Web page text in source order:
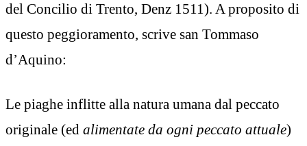
del Concilio di Trento, Denz 1511). A proposito di
questo peggioramento, scrive san Tommaso
d’Aquino:
Le piaghe inflitte alla natura umana dal peccato
originale (ed alimentate da ogni peccato attuale)